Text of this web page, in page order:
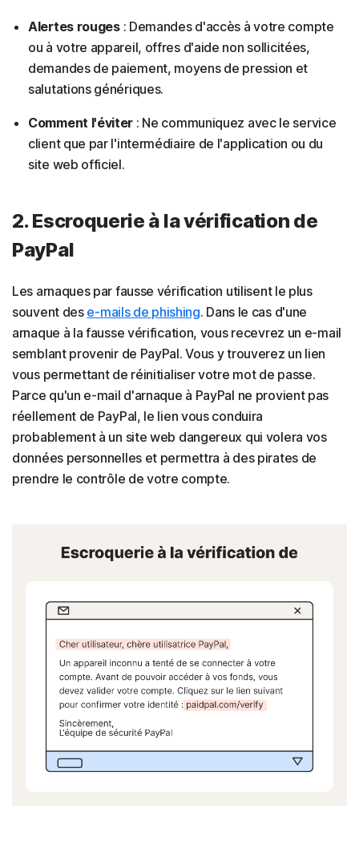
Alertes rouges: Demandes d'accès à votre compte
ou à votre appareil, offres d'aide non sollicitées,
demandes de paiement, moyens de pression et
salutations génériques.
Comment l'éviter : Ne communiquez avec le service
client que par l'intermédiaire de l'application ou du
site web officiel.
2. Escroquerie à la vérification de
PayPal
Les arnaques par fausse vérification utilisent le plus
souvent des e-mails de phishing. Dans le cas d'une
arnaque à la fausse vérification, vous recevrez un e-mail
semblant provenir de PayPal. Vous y trouverez un lien
vous permettant de réinitialiser votre mot de passe.
Parce qu'un e-mail d'arnaque à PayPal ne provient pas
réellement de PayPal, le lien vous conduira
probablement à un site web dangereux qui volera vos
données personnelles et permettra à des pirates de
prendre le contrôle de votre compte.